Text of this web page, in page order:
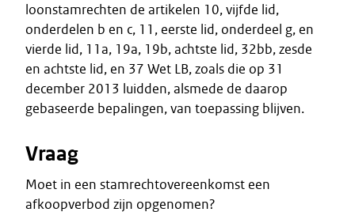
loonstamrechten de artikelen 10, vijfde lid,
onderdelen b en c, 11, eerste lid, onderdeel g, en
vierde lid, 11a, 19a, 19b, achtste lid, 32bb, zesde
en achtste lid, en 37 Wet LB, zoals die op 31
december 2013 luidden, alsmede de daarop
gebaseerde bepalingen, van toepassing blijven.
Vraag
Moet in een stamrechtovereenkomst een
afkoopverbod zijn opgenomen?